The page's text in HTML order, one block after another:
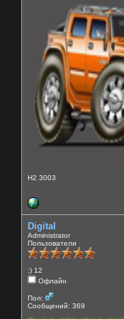
H2 3003
Digital
Administrator
Пользователи
:) 12
Офлайн
Пол:
Сообщений: 369